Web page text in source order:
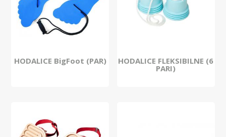
HODALICE BigFoot (PAR) HODALICE FLEKSIBILNE (6
PARI)